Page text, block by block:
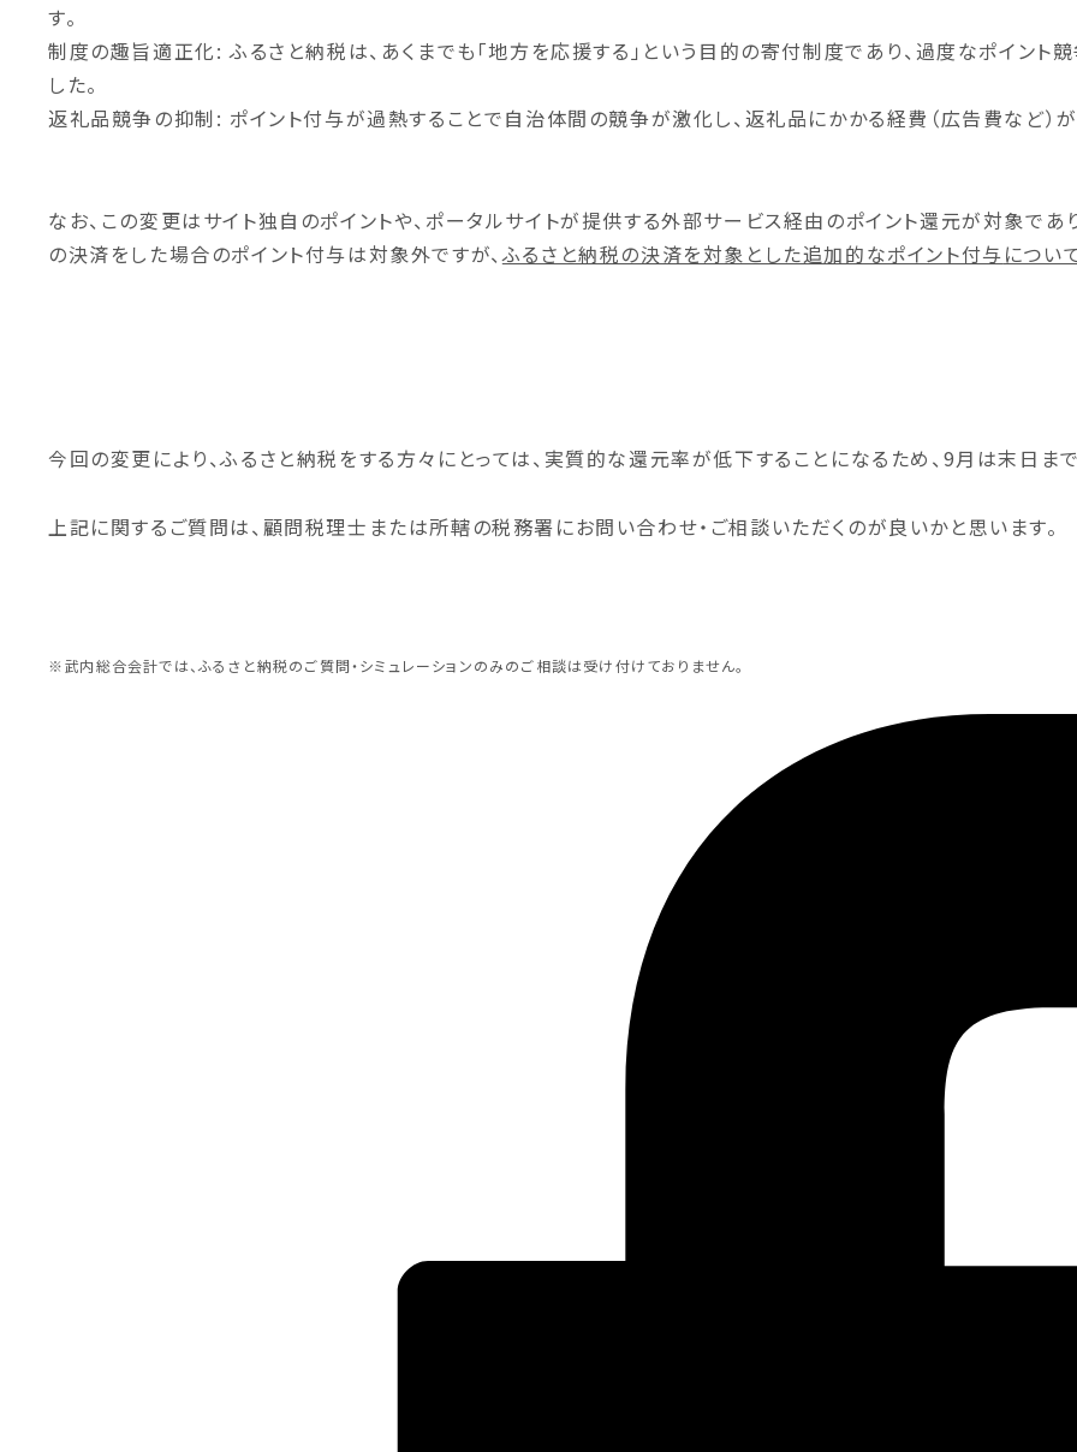
す。
制度の趣旨適正化: ふるさと納税は、あくまでも「地方を応援する」という目的の寄付制度であり、過度なポイン
した。
返礼品競争の抑制: ポイント付与が過熱することで自治体間の競争が激化し、返礼品にかかる経費（広告費など）
なお、この変更はサイト独自のポイントや、ポータルサイトが提供する外部サービス経由のポイント還元が対象であ
の決済をした場合のポイント付与は対象外ですが、ふるさと納税の決済を対象とした追加的なポイント付与につい
今回の変更により、ふるさと納税をする方々にとっては、実質的な還元率が低下することになるため、9月は末日
上記に関するご質問は、顧問税理士または所轄の税務署にお問い合わせ・ご相談いただくのが良いかと思います。
※武内総合会計では、ふるさと納税のご質問・シミュレーションのみのご相談は受け付けておりません。